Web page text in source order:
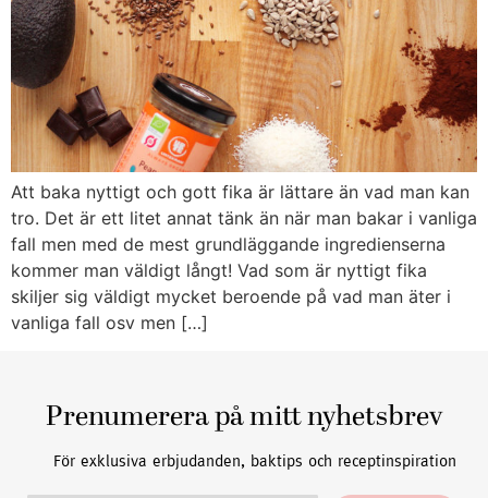
Att baka nyttigt och gott fika är lättare än vad man kan
tro. Det är ett litet annat tänk än när man bakar i vanliga
fall men med de mest grundläggande ingredienserna
kommer man väldigt långt! Vad som är nyttigt fika
skiljer sig väldigt mycket beroende på vad man äter i
vanliga fall osv men […]
Prenumerera på mitt nyhetsbrev
För exklusiva erbjudanden, baktips och receptinspiration